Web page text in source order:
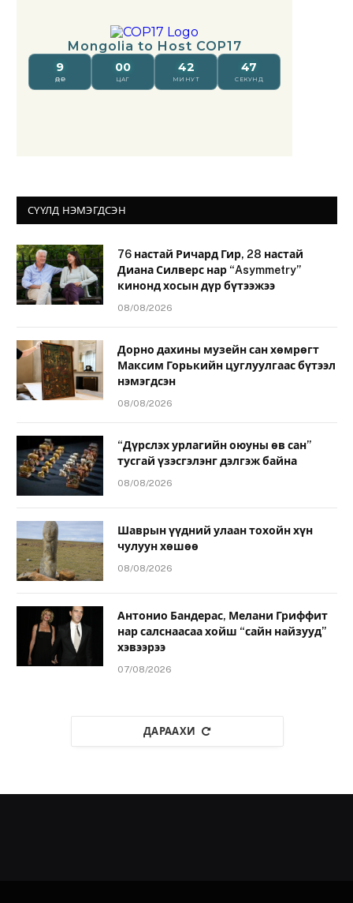
СҮҮЛД НЭМЭГДСЭН
76 настай Ричард Гир, 28 настай
Диана Силверс нар “Asymmetry”
кинонд хосын дүр бүтээжээ
08/08/2026
Дорно дахины музейн сан хөмрөгт
Максим Горькийн цуглуулгаас бүтээл
нэмэгдсэн
08/08/2026
“Дүрслэх урлагийн оюуны өв сан”
тусгай үзэсгэлэнг дэлгэж байна
08/08/2026
Шаврын үүдний улаан тохойн хүн
чулуун хөшөө
08/08/2026
Антонио Бандерас, Мелани Гриффит
нар салснаасаа хойш “сайн найзууд”
хэвээрээ
07/08/2026
ДАРААХИ